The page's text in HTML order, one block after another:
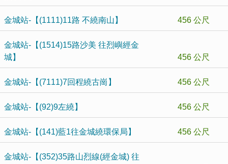
金城站-【(1111)11路 不繞南山】 456 公尺
金城站-【(1514)15路沙美 往烈嶼經金
城】
456 公尺
金城站-【(7111)7回程繞古崗】 456 公尺
金城站-【(92)9左繞】 456 公尺
金城站-【(141)藍1往金城繞環保局】 456 公尺
金城站-【(352)35路山烈線(經金城) 往